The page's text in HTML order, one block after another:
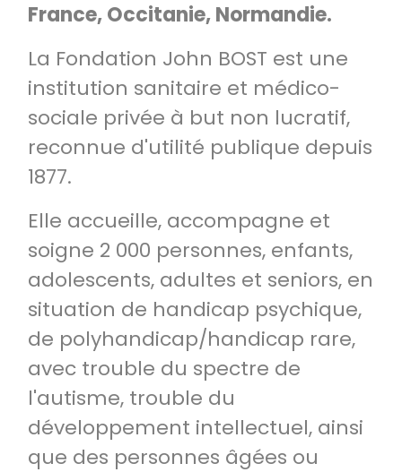
France, Occitanie, Normandie.
La Fondation John BOST est une
institution sanitaire et médico-
sociale privée à but non lucratif,
reconnue d'utilité publique depuis
1877.
Elle accueille, accompagne et
soigne 2 000 personnes, enfants,
adolescents, adultes et seniors, en
situation de handicap psychique,
de polyhandicap/handicap rare,
avec trouble du spectre de
l'autisme, trouble du
développement intellectuel, ainsi
que des personnes âgées ou